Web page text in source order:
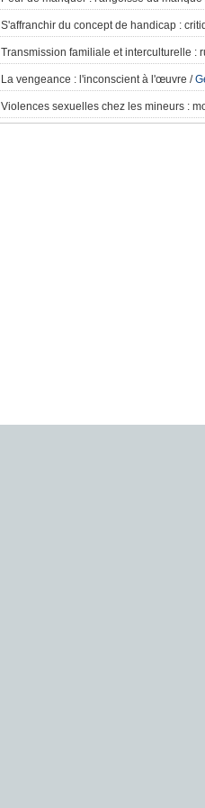
S'affranchir du concept de handicap:
Transmission familiale et interculturelle :
La vengeance : l'inconscient à l'œuvre /
Violences sexuelles chez les mineurs: